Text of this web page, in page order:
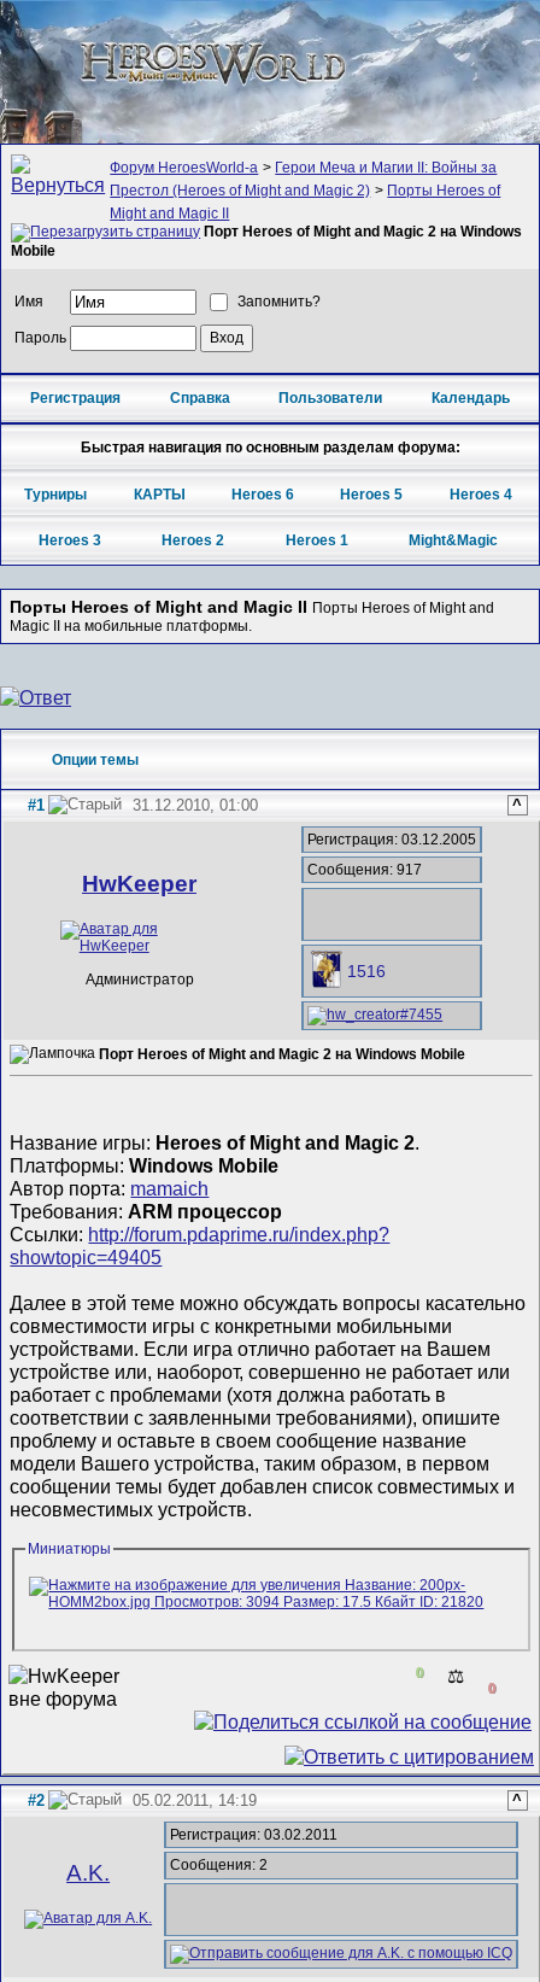
Форум HeroesWorld-а > Герои Меча и Магии II: Войны за
Престол (Heroes of Might and Magic 2) > Порты Heroes of
Might and Magic II
Порт Heroes of Might and Magic 2 на Windows
Mobile
Имя Запомнить?
Пароль
Регистрация Справка Пользователи Календарь
Быстрая навигация по основным разделам форума:
Турниры КАРТЫ Heroes 6 Heroes 5 Heroes 4
Heroes 3 Heroes 2 Heroes 1 Might&Magic
Порты Heroes of Might and Magic II Порты Heroes of Might and
Magic II на мобильные платформы.
Опции темы
#1 31.12.2010, 01:00 ^
HwKeeper
Администратор
Регистрация: 03.12.2005
Сообщения: 917
1516
Порт Heroes of Might and Magic 2 на Windows Mobile
Название игры: Heroes of Might and Magic 2.
Платформы:Windows Mobile
Автор порта: mamaich
Требования:ARM процессор
Ссылки: http://forum.pdaprime.ru/index.php?
showtopic=49405
Далее в этой теме можно обсуждать вопросы касательно
совместимости игры с конкретными мобильными
устройствами. Если игра отлично работает на Вашем
устройстве или, наоборот, совершенно не работает или
работает с проблемами (хотя должна работать в
соответствии с заявленными требованиями), опишите
проблему и оставьте в своем сообщение название
модели Вашего устройства, таким образом, в первом
сообщении темы будет добавлен список совместимых и
несовместимых устройств.
Миниатюры
0 ⚖️
0
#2 05.02.2011, 14:19 ^
A.K.
Регистрация: 03.02.2011
Сообщения: 2